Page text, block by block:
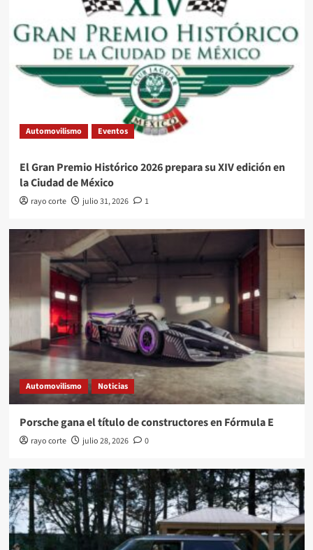
Automovilismo Eventos
El Gran Premio Histórico 2026 prepara su XIV edición en
la Ciudad de México
rayo corte julio 31, 2026 1
Automovilismo Noticias
Porsche gana el título de constructores en Fórmula E
rayo corte julio 28, 2026 0